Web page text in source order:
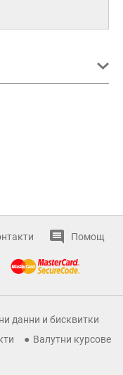
Помощ
данни и бисквитки
Валутни курсове